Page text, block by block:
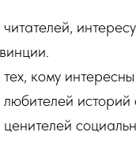
кому